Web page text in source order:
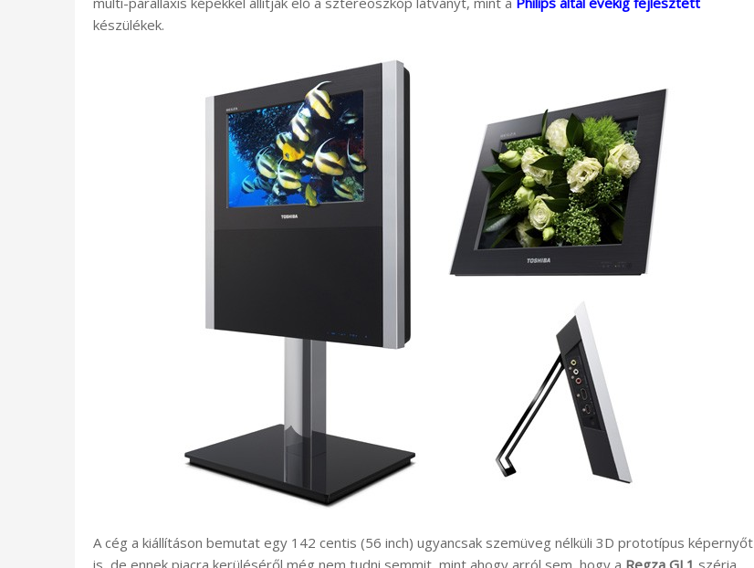
készülékek.
A cég a kiállításon bemutat egy 142 centis (56 inch) ugyancsak szemüveg nélküli 3D prototípus képernyőt
is, de ennek piacra kerüléséről még nem tudni semmit, mint ahogy arról sem, hogy a Regza GL1 széria